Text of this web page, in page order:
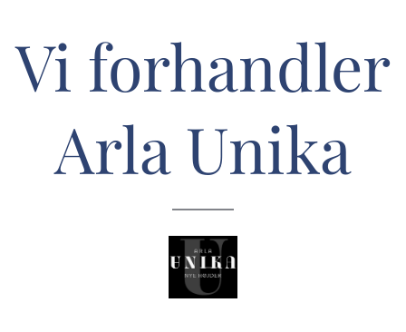
Vi forhandler
Arla Unika